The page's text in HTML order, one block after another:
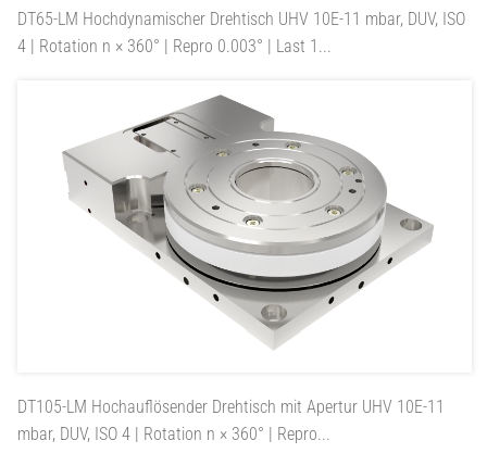
DT65-LM Hochdynamischer Drehtisch UHV 10E-11 mbar, DUV, ISO
4 | Rotation n × 360° | Repro 0.003° | Last 1...
DT105-LM Hochauflösender Drehtisch mit Apertur UHV 10E-11
mbar, DUV, ISO 4 | Rotation n × 360° | Repro...